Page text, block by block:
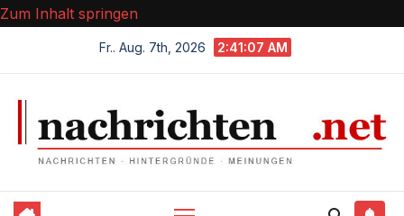
Zum Inhalt springen
Fr.. Aug. 7th, 2026 2:41:07 AM